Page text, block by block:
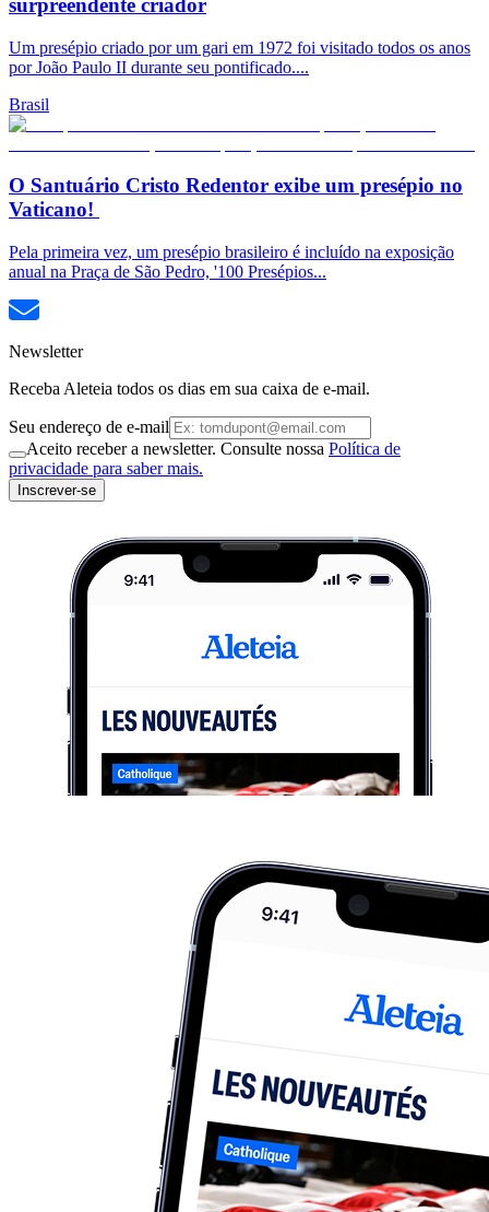
surpreendente criador
Um presépio criado por um gari em 1972 foi visitado todos os anos
por João Paulo II durante seu pontificado....
Brasil
O Santuário Cristo Redentor exibe um presépio no
Vaticano!
Pela primeira vez, um presépio brasileiro é incluído na exposição
anual na Praça de São Pedro, '100 Presépios...
Newsletter
Receba Aleteia todos os dias em sua caixa de e-mail.
Seu endereço de e-mail
Aceito receber a newsletter. Consulte nossa Política de
privacidade para saber mais.
Inscrever-se